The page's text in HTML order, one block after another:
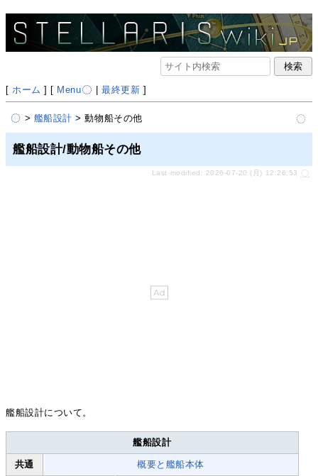
[ ホーム ] [ Menu |最終更新 ]
> 艦船設計 > 動物船その他
艦船設計/動物船その他
Last-modified: 2026-07-20 (月) 12:26:53
艦船設計について。
艦船設計
共通 概要と艦船本体